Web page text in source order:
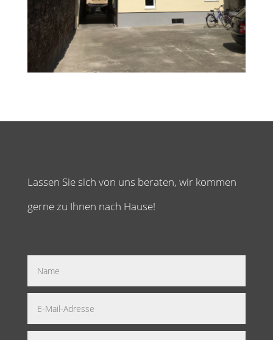
Lassen Sie sich von uns beraten, wir kommen
gerne zu Ihnen nach Hause!